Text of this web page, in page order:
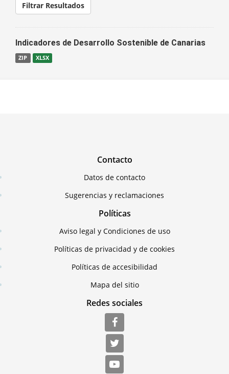
Filtrar Resultados
Indicadores de Desarrollo Sostenible de Canarias
ZIP XLSX
Contacto
Datos de contacto
Sugerencias y reclamaciones
Políticas
Aviso legal y Condiciones de uso
Políticas de privacidad y de cookies
Políticas de accesibilidad
Mapa del sitio
Redes sociales